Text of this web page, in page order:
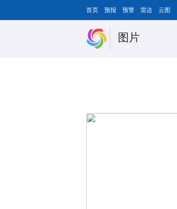
首页 预报 预警 雷达 云图
图片